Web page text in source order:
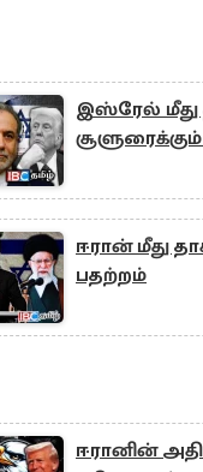
இஸ்ரேல் மீது
ஈரான் மீது
பதற்றம்
ஈரானின்